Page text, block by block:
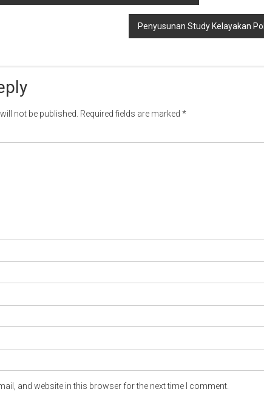
Penyusunan Study Kelayakan
not be published. Required fields are marked *
and website in this browser for the next time I comment.